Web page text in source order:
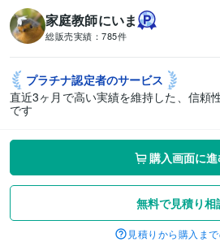
家庭教師にいま
総販売実績： 785件
プラチナ認定者のサービス
直近3ヶ月で高い実績を維持した、信頼
です
購入画面に
無料で見積り相
見積りから購入ま